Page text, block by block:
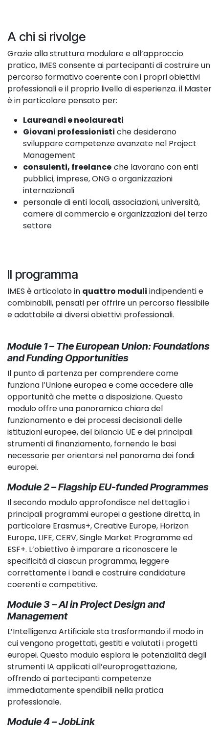
A chi si rivolge
Grazie alla struttura modulare e all’approccio
pratico, IMES consente ai partecipanti di costruire un
percorso formativo coerente con i propri obiettivi
professionali e il proprio livello di esperienza. il Master
è in particolare pensato per:
Laureandi e neolaureati
Giovani professionisti che desiderano
sviluppare competenze avanzate nel Project
Management
consulenti, freelance che lavorano con enti
pubblici, imprese, ONG o organizzazioni
internazionali
personale di enti locali, associazioni, università,
camere di commercio e organizzazioni del terzo
settore
Il programma
IMES è articolato in quattro moduli indipendenti e
combinabili, pensati per offrire un percorso flessibile
e adattabile ai diversi obiettivi professionali.
Module 1 – The European Union: Foundations
and Funding Opportunities
Il punto di partenza per comprendere come
funziona l’Unione europea e come accedere alle
opportunità che mette a disposizione. Questo
modulo offre una panoramica chiara del
funzionamento e dei processi decisionali delle
istituzioni europee, del bilancio UE e dei principali
strumenti di finanziamento, fornendo le basi
necessarie per orientarsi nel panorama dei fondi
europei.
Module 2 – Flagship EU-funded Programmes
Il secondo modulo approfondisce nel dettaglio i
principali programmi europei a gestione diretta, in
particolare Erasmus+, Creative Europe, Horizon
Europe, LIFE, CERV, Single Market Programme ed
ESF+. L’obiettivo è imparare a riconoscere le
specificità di ciascun programma, leggere
correttamente i bandi e costruire candidature
coerenti e competitive.
Module 3 – AI in Project Design and
Management
L’Intelligenza Artificiale sta trasformando il modo in
cui vengono progettati, gestiti e valutati i progetti
europei. Questo modulo esplora le potenzialità degli
strumenti IA applicati all’europrogettazione,
offrendo ai partecipanti competenze
immediatamente spendibili nella pratica
professionale.
Module 4 – JobLink